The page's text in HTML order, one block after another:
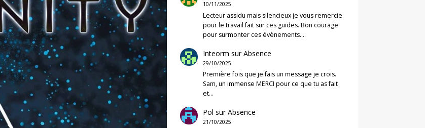
10/11/2025
Lecteur assidu mais silencieux je vous remercie
pour le travail fait sur ces guides. Bon courage
pour surmonter ces évènements.…
Inteorm surAbsence
29/10/2025
Première fois que je fais un message je crois.
Sam, un immense MERCI pour ce que tu as fait
et…
Pol surAbsence
21/10/2025